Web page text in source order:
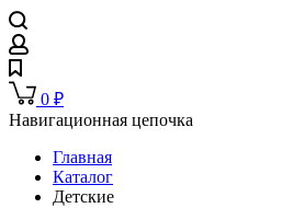
0 ₽
Навигационная цепочка
Главная
Каталог
Детские